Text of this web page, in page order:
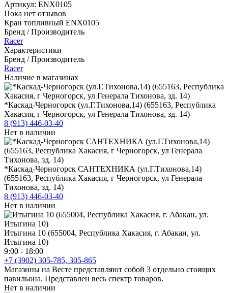
Артикул: ENX0105
Пока нет отзывов
Кран топливный ENX0105
Бренд / Производитель
Racer
Характеристики
Бренд / Производитель
Racer
Наличие в магазинах
*Каскад-Черногорск (ул.Г.Тихонова,14) (655163, Республика
Хакасия, г Черногорск, ул Генерала Тихонова, зд. 14)
8 (913) 446-03-40
Нет в наличии
*Каскад-Черногорск САНТЕХНИКА (ул.Г.Тихонова,14)
(655163, Республика Хакасия, г Черногорск, ул Генерала
Тихонова, зд. 14)
8 (913) 446-03-40
Нет в наличии
Итыгина 10 (655004, Республика Хакасия, г. Абакан, ул.
Итыгина 10)
9:00 - 18:00
+7 (3902) 305-785, 305-865
Магазины на Весте представляют собой 3 отдельно стоящих
павильона. Представлен весь спектр товаров.
Нет в наличии